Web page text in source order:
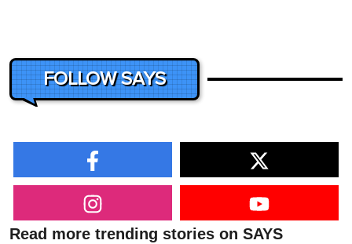
FOLLOW SAYS
Read more trending stories on SAYS